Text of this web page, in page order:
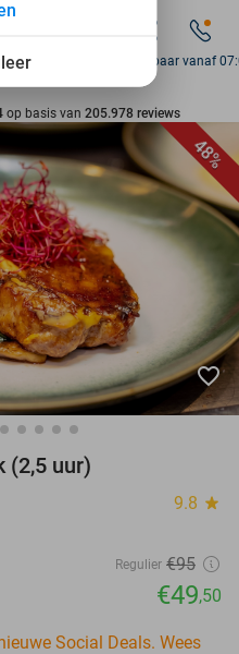
beschikbaar
leden
deals
beschikbaar
leden
Bereikbaar vanaf
48%
favorite_border
(2,5 uur)
9.8 star
Regulier €95
€49,50
Social Deals. Wees